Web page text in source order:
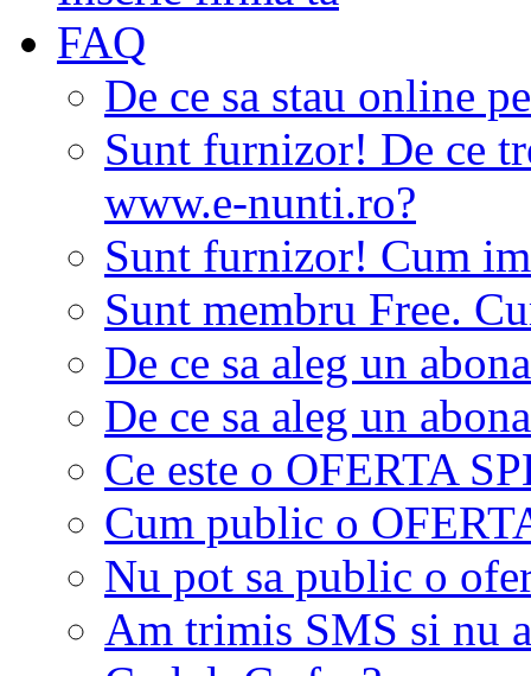
FAQ
De ce sa stau online
Sunt furnizor! De ce
www.e-nunti.ro?
Sunt furnizor! Cum
Sunt membru Free.
De ce sa aleg un
De ce sa aleg un
Ce este o OFERTA
Cum public o
Nu pot sa public o
Am trimis SMS si nu